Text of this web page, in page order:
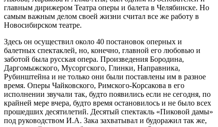
главным дирижером Театра оперы и балета в Челябинске. Но
самым важным делом своей жизни считал все же работу в
Новосибирском театре.
Здесь он осуществил около 40 постановок оперных и
балетных спектаклей, но, конечно, главной его любовью и
заботой была русская опера. Произведения Бородина,
Даргомыжского, Мусоргского, Глинки, Направника,
Рубинштейна и не только они были поставлены им в разное
время. Оперы Чайковского, Римского-Корсакова в его
исполнении звучали так, будто появились если не сегодня, по
крайней мере вчера, будто время остановилось и не было всех
прошедших десятилетий. Десятый спектакль «Пиковой дамы»
под руководством И.А. Зака захватывал и будоражил так же,